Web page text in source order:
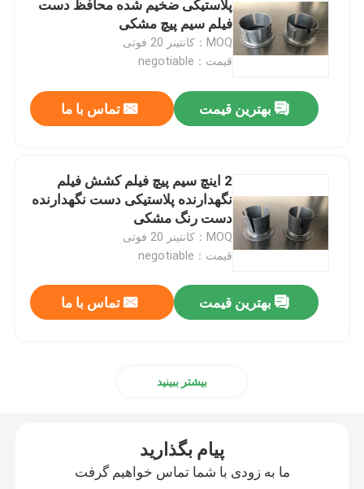
نوار MOPP
رول فیلم محافظ
فیلم پلاستیکی استاتیک
پلاستیکی ضخیم شده محافظ دست
فیلم سیم پیچ مشکی
MOQ：کانتینر 20 فوتی
قیمت：negotiable
بهترین قیمت تماس با ما
2 اینچ سیم پیچ فیلم کشش فیلم
نگهدارنده پلاستیکی دست نگهدارنده
دست رنگ مشکی
MOQ：کانتینر 20 فوتی
قیمت：negotiable
بهترین قیمت تماس با ما
بیشتر ببینید
پیام بگذارید
ما به زودی با شما تماس خواهیم گرفت